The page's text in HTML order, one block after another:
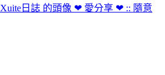
❤ 愛分享 ❤ :: 隨意